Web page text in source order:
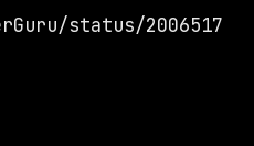
status/2006517